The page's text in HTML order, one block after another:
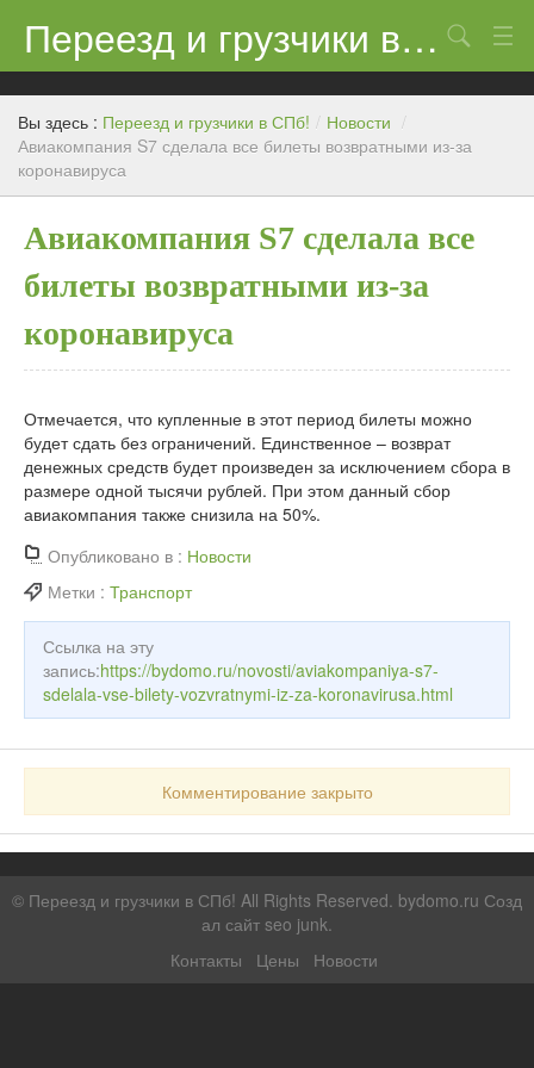
Переезд и грузчики в СПб!
Контакты
Цены
Новости
Поиск
Вы здесь : Переезд и грузчики в СПб! / Новости /
Авиакомпания S7 сделала все билеты возвратными из-за
коронавируса
Авиакомпания S7 сделала все
билеты возвратными из-за
коронавируса
Отмечается, что купленные в этот период билеты можно
будет сдать без ограничений. Единственное – возврат
денежных средств будет произведен за исключением сбора в
размере одной тысячи рублей. При этом данный сбор
авиакомпания также снизила на 50%.
Опубликовано в : Новости
Метки : Транспорт
Ссылка на эту
запись:https://bydomo.ru/novosti/aviakompaniya-s7-
sdelala-vse-bilety-vozvratnymi-iz-za-koronavirusa.html
Комментирование закрыто
© Переезд и грузчики в СПб! All Rights Reserved. bydomo.ru Созд
ал сайт seo junk.
Контакты
Цены Новости